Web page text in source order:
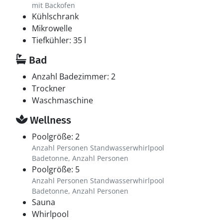
mit Backofen
Kühlschrank
Mikrowelle
Tiefkühler: 35 l
Bad
Anzahl Badezimmer: 2
Trockner
Waschmaschine
Wellness
Poolgröße: 2
Anzahl Personen Standwasserwhirlpool
Badetonne, Anzahl Personen
Poolgröße: 5
Anzahl Personen Standwasserwhirlpool
Badetonne, Anzahl Personen
Sauna
Whirlpool